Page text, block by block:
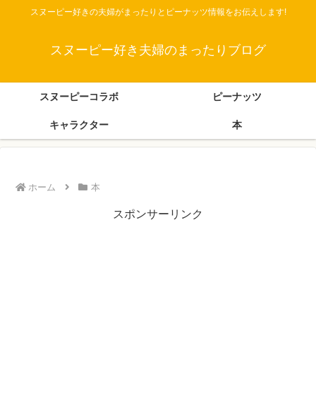
スヌーピー好きの夫婦がまったりとピーナッツ情報をお伝えします!
スヌーピー好き夫婦のまったりブログ
スヌーピーコラボ ピーナッツ
キャラクター 本
ホーム 本
スポンサーリンク